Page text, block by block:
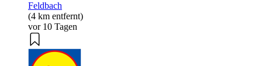
Feldbach
(4 km entfernt)
vor 10 Tagen